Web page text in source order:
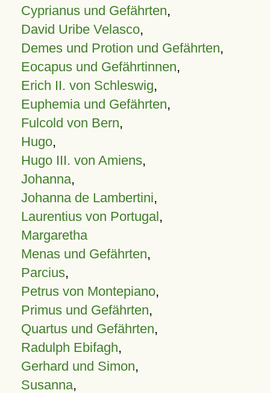
Cyprianus und Gefährten,
David Uribe Velasco,
Demes und Protion und Gefährten,
Eocapus und Gefährtinnen,
Erich II. von Schleswig,
Euphemia und Gefährten,
Fulcold von Bern,
Hugo,
Hugo III. von Amiens,
Johanna,
Johanna de Lambertini,
Laurentius von Portugal,
Margaretha
Menas und Gefährten,
Parcius,
Petrus von Montepiano,
Primus und Gefährten,
Quartus und Gefährten,
Radulph Ebifagh,
Gerhard und Simon,
Susanna,